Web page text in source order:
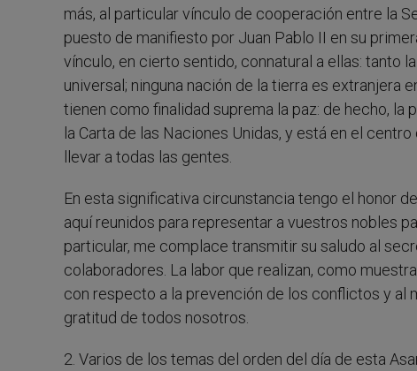
más, al particular vínculo de cooperación entre la
puesto de manifiesto por Juan Pablo II en su
vínculo, en cierto sentido, connatural a ellas: tanto
universal; ninguna nación de la tierra es extranjera
tienen como finalidad suprema la paz: de hecho, la
la Carta de las Naciones Unidas, y está en el
llevar a todas las gentes.
En esta significativa circunstancia tengo el honor
aquí reunidos para representar a vuestros nobles
particular, me complace transmitir su saludo al
colaboradores. La labor que realizan, como
con respecto a la prevención de los conflictos y al
gratitud de todos nosotros.
2. Varios de los temas del orden del día de esta